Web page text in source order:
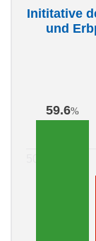
Inititative
und
59.6%